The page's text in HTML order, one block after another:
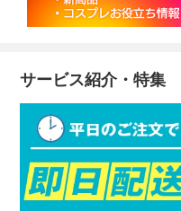
サービス紹介・特集